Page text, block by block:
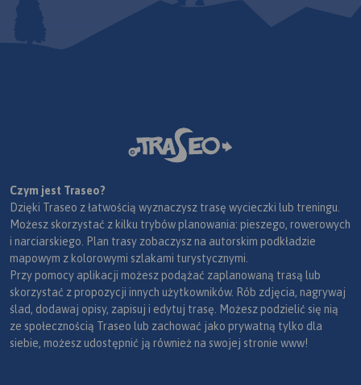
Czym jest Traseo?
Dzięki Traseo z łatwością wyznaczysz trasę wycieczki lub treningu.
Możesz skorzystać z kilku trybów planowania: pieszego, rowerowych
i narciarskiego. Plan trasy zobaczysz na autorskim podkładzie
mapowym z kolorowymi szlakami turystycznymi.
Przy pomocy aplikacji możesz podążać zaplanowaną trasą lub
skorzystać z propozycji innych użytkowników. Rób zdjęcia, nagrywaj
ślad, dodawaj opisy, zapisuj i edytuj trasę. Możesz podzielić się nią
ze społecznością Traseo lub zachować jako prywatną tylko dla
siebie, możesz udostępnić ją również na swojej stronie www!